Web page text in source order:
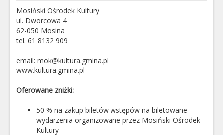
Mosiński Ośrodek Kultury
ul. Dworcowa 4
62-050 Mosina
tel. 61 8132 909
email: mok@kultura.gmina.pl
www.kultura.gmina.pl
Oferowane zniżki:
50 % na zakup biletów wstępów na biletowane
wydarzenia organizowane przez Mosiński Ośrodek
Kultury